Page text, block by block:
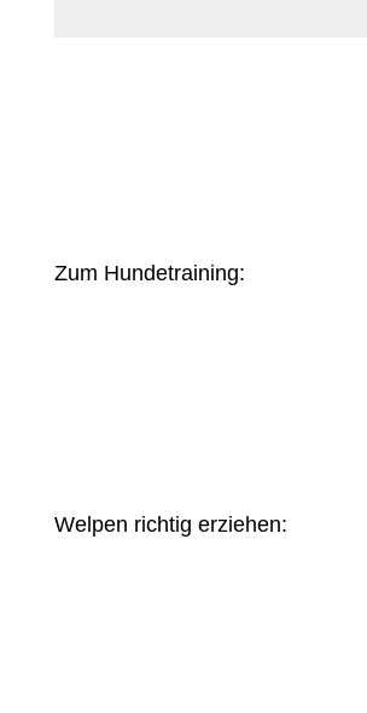
Zum Hundetraining:
Welpen richtig erziehen: